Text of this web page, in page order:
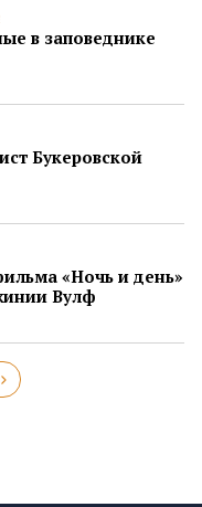
в заповеднике
Букеровской
«Ночь и день»
Вулф